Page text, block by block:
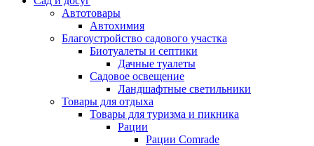
Автотовары
Автохимия
Благоустройство садового участка
Биотуалеты и септики
Дачные туалеты
Садовое освещение
Ландшафтные светильники
Товары для отдыха
Товары для туризма и пикника
Рации
Рации Comrade